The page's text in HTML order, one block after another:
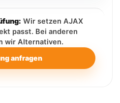
Wir setzen AJAX
passt. Bei anderen
wir Alternativen.
anfragen